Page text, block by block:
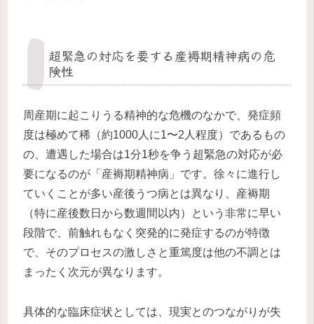
超緊急の対応を要する産褥期精神病の危
険性
周産期に起こりうる精神的な危機のなかで、発症頻
度は極めて稀（約1000人に1〜2人程度）であるもの
の、遭遇した場合は1分1秒を争う超緊急の対応が必
要になるのが「産褥期精神病」です。徐々に進行し
ていくことが多い産後うつ病とは異なり、産褥期
（特に産後数日から数週間以内）という非常に早い
段階で、前触れもなく突発的に発症するのが特徴
で、そのプロセスの激しさと重篤度は他の不調とは
まったく次元が異なります。
具体的な臨床症状としては、現実とのつながりが失